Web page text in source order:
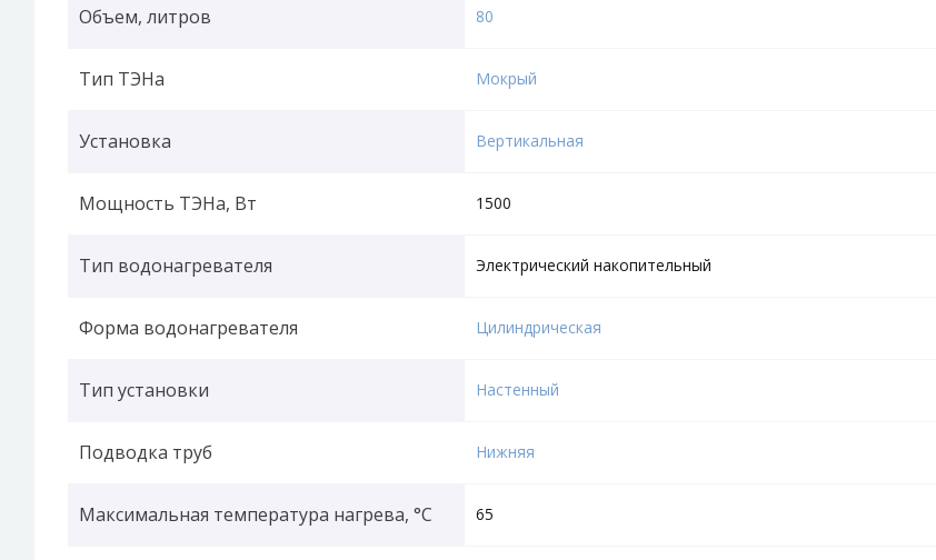
Объем, литров 80
Тип ТЭНа Мокрый
Установка Вертикальная
Мощность ТЭНа, Вт 1500
Тип водонагревателя Электрический накопительный
Форма водонагревателя Цилиндрическая
Тип установки Настенный
Подводка труб Нижняя
Максимальная температура нагрева, °С 65